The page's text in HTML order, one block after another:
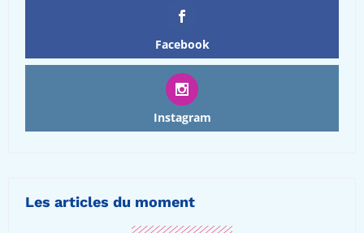
Facebook
Instagram
Les articles du moment